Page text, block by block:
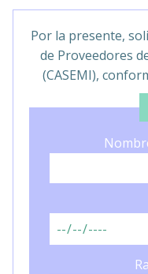
Por la presente,
de Proveedores
(CASEMI),